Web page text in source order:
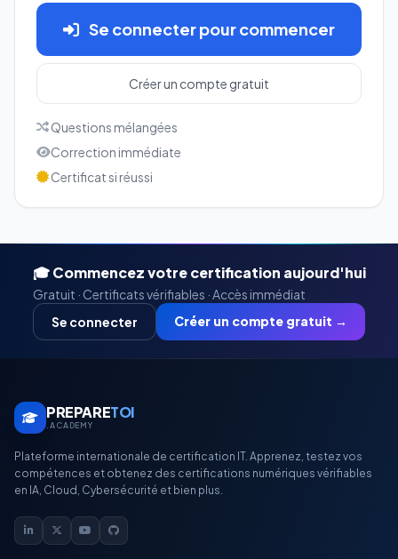
Se connecter pour commencer
Créer un compte gratuit
Questions mélangées
Correction immédiate
Certificat si réussi
🎓 Commencez votre certification aujourd'hui
Gratuit · Certificats vérifiables · Accès immédiat
Se connecter
Créer un compte gratuit →
PREPARETOI
.ACADEMY
Plateforme internationale de certification IT. Apprenez, testez vos
compétences et obtenez des certifications numériques vérifiables
en IA, Cloud, Cybersécurité et bien plus.